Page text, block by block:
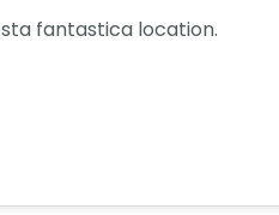
fantastica location.